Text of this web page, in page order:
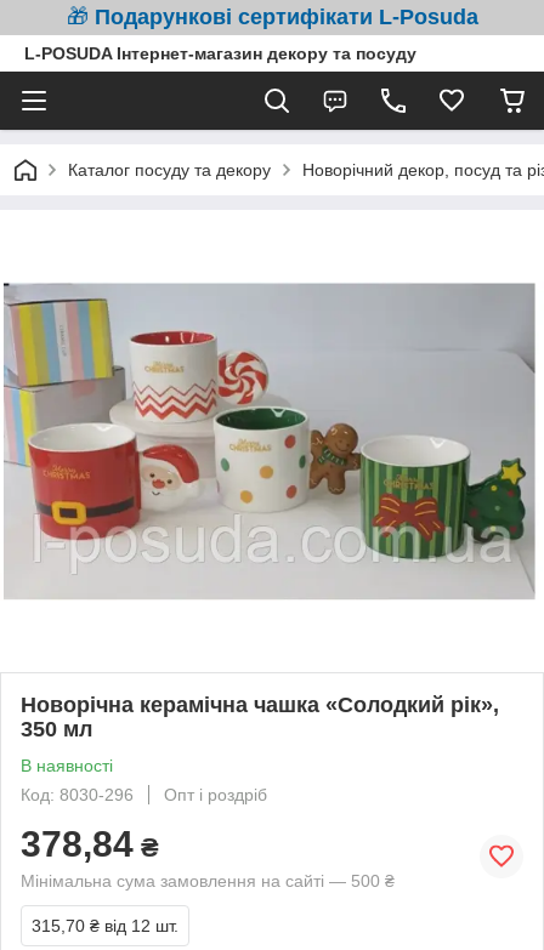
🎁 Подарункові сертифікати L-Posuda
L-POSUDA Інтернет-магазин декору та посуду
Каталог посуду та декору Новорічний декор, посуд та
Новорічна керамічна чашка «Солодкий рік»,
350 мл
В наявності
Код: 8030-296
Опт і роздріб
378,84 ₴
Мінімальна сума замовлення на сайті — 500 ₴
315,70 ₴ від 12 шт.